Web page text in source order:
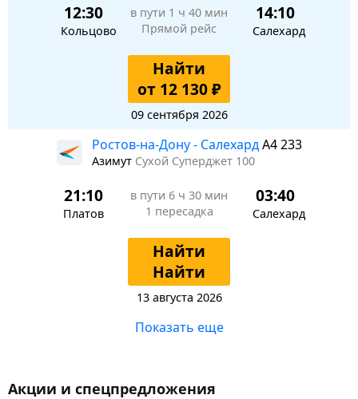
12:30
Кольцово
в пути 1 ч 40 мин
Прямой рейс
14:10
Салехард
Найти
от 12 130 ₽
09 сентября 2026
Ростов-на-Дону - СалехардA4 233
Азимут Сухой Суперджет 100
21:10
Платов
в пути 6 ч 30 мин
1 пересадка
03:40
Салехард
Найти
Найти
13 августа 2026
Показать еще
Акции и спецпредложения